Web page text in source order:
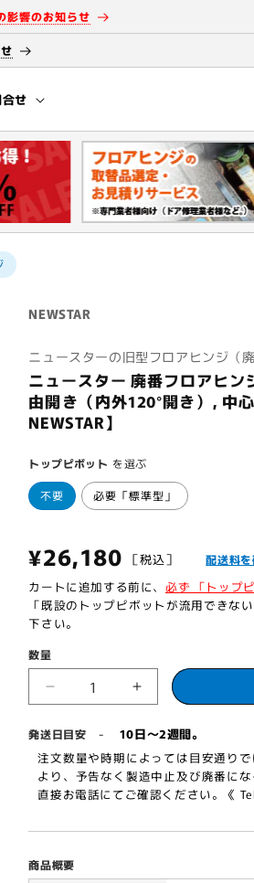
影響のお知らせ
せ
NEWSTAR
ニュースターの旧型フロアヒンジ（
ニュースター 廃番フロアヒ
由開き（内外120°開き）, 中
NEWSTAR】
トップピボット を選ぶ
不要 必要「標準型」
通
常
価
格
¥26,180 ［税込］配送料
カートに追加する前に、 必ず 「トップ
「既設のトップピボットが流用できな
下さい。
数量
ー
ス
タ
ー
廃
フ
ニ
ー
ス
タ
ー
廃
発送日目安 - 10日～2週間。
注文数量や時期によっては目安通り
より、予告なく製造中止及び廃番に
直接お電話にてご確認ください。《
商品概要